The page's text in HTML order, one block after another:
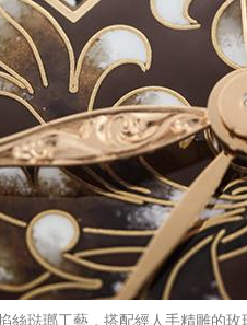
絲琺瑯工藝，搭配經人手精雕的玫